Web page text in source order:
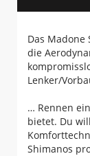
Das Madone
die
Lenker/
… Rennen
bietet. Du
Shimanos